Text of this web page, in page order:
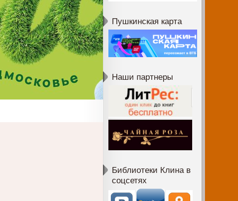
Пушкинская карта
Наши партнеры
Библиотеки Клина в
соцсетях